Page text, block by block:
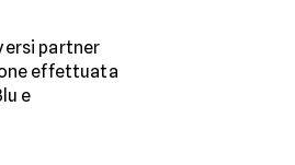
partner
effettuata
e